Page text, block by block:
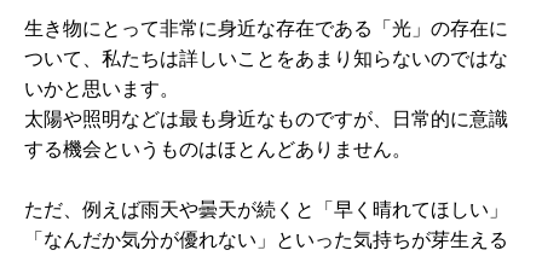
生き物にとって非常に身近な存在である「光」の存在に
ついて、私たちは詳しいことをあまり知らないのではな
いかと思います。
太陽や照明などは最も身近なものですが、日常的に意識
する機会というものはほとんどありません。
ただ、例えば雨天や曇天が続くと「早く晴れてほしい」
「なんだか気分が優れない」といった気持ちが芽生える